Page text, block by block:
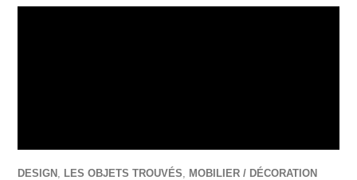
DESIGN , LES OBJETS TROUVÉS, MOBILIER / DÉCORATION